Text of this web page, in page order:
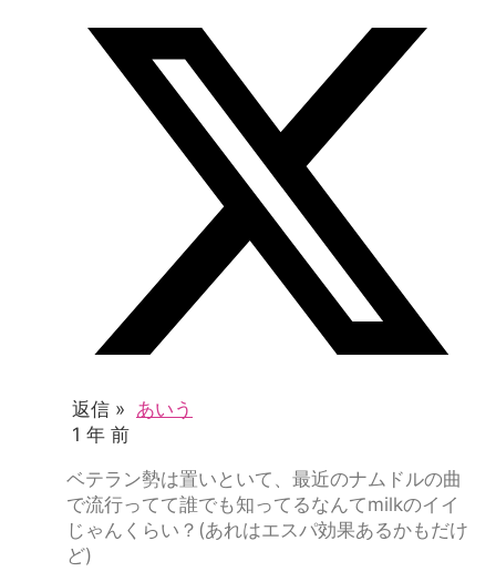
返信 » あいう
1 年 前
ベテラン勢は置いといて、最近のナムドルの曲
で流行ってて誰でも知ってるなんてmilkのイイ
じゃんくらい？(あれはエスパ効果あるかもだけ
ど)